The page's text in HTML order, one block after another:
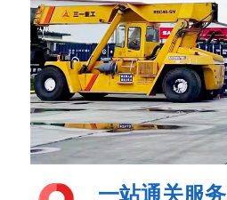
一站通关服务